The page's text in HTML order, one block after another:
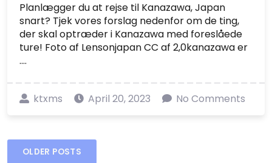
Planlægger du at rejse til Kanazawa, Japan
snart? Tjek vores forslag nedenfor om de ting,
der skal optræder i Kanazawa med foreslåede
ture! Foto af Lensonjapan CC af 2,0kanazawa er
....
ktxms April 20, 2023 No Comments
Posts
OLDER POSTS